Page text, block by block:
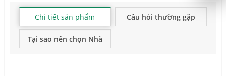
Chi tiết sản phẩm Câu hỏi thường gặp
Tại sao nên chọn Nhà